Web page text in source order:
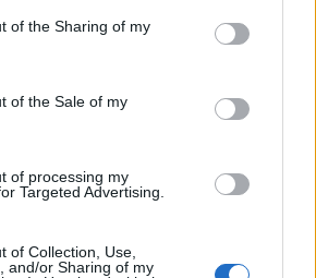
or usage behaviour. You may click to
to Google and its third-party tags to
specified purposes in below Google
of the Sharing of my
of the Sale of my
of processing my
Targeted Advertising.
of Collection, Use,
and/or Sharing of my
és Júlia”
a templomban”, „A sólyi
és ehhez hasonló címekkel
2009 januárjában, egy
amelyet a Veszprém
templom feltárásakor